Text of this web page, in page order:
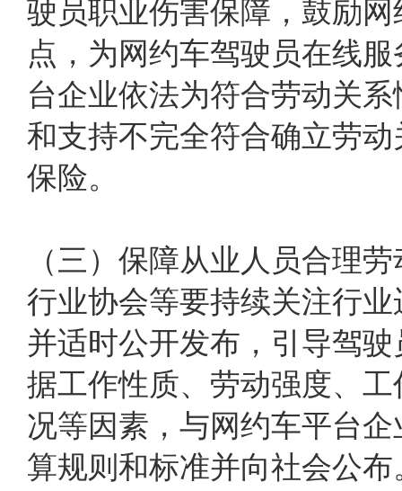
驶员职业伤害保障，鼓励
点，为网约车驾驶员在线
台企业依法为符合劳动关
和支持不完全符合确立劳
保险。
（三）保障从业人员合理
行业协会等要持续关注行
并适时公开发布，引导驾
据工作性质、劳动强度、
况等因素，与网约车平台
算规则和标准并向社会公